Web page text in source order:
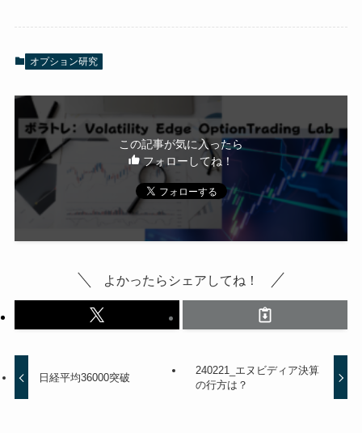
オプション研究
この記事が気に入ったら
フォローしてね！
よかったらシェアしてね！
日経平均36000突破
240221_エヌビディア決算
の行方は？